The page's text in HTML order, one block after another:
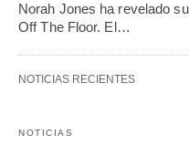
Norah Jones ha revelado
Off The Floor. El…
NOTICIAS RECIENTES
NOTICIAS